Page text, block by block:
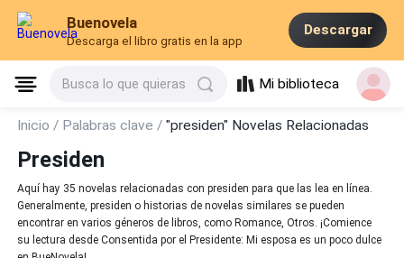
Buenovela
Descarga el libro gratis en la app
Descargar
Busca lo que quieras Mi biblioteca
Inicio / Palabras clave /"presiden" Novelas Relacionadas
Presiden
Aquí hay 35 novelas relacionadas con presiden para que las lea en línea.
Generalmente, presiden o historias de novelas similares se pueden
encontrar en varios géneros de libros, como Romance, Otros. ¡Comience
su lectura desde Consentida por el Presidente: Mi esposa es un poco dulce